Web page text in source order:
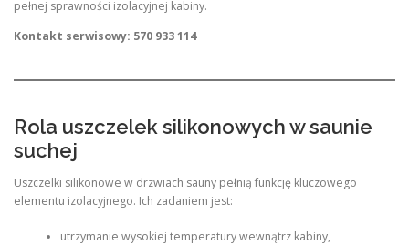
pełnej sprawności izolacyjnej kabiny.
Kontakt serwisowy: 570 933 114
Rola uszczelek silikonowych w saunie
suchej
Uszczelki silikonowe w drzwiach sauny pełnią funkcję kluczowego
elementu izolacyjnego. Ich zadaniem jest:
utrzymanie wysokiej temperatury wewnątrz kabiny,